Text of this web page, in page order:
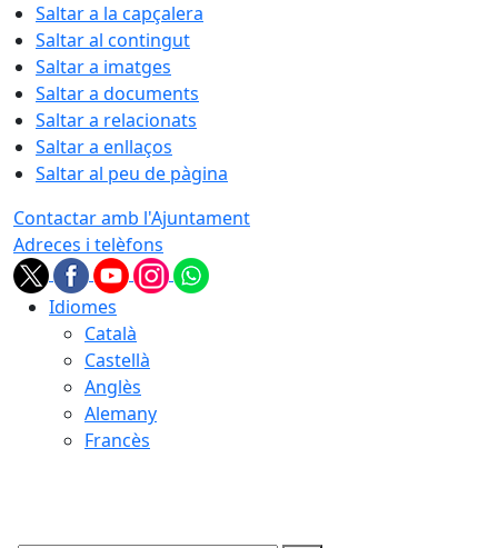
Saltar a la capçalera
Saltar al contingut
Saltar a imatges
Saltar a documents
Saltar a relacionats
Saltar a enllaços
Saltar al peu de pàgina
Contactar amb l'Ajuntament
Adreces i telèfons
Idiomes
Català
Castellà
Anglès
Alemany
Francès